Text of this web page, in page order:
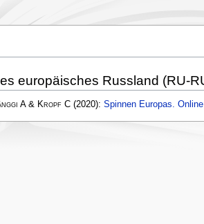
europäisches Russland (RU-
A & Kropf C(2020): Spinnen Europas.